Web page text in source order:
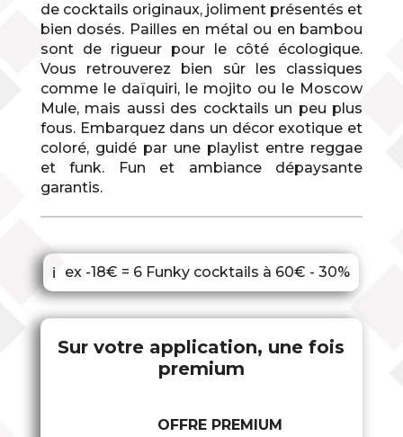
de cocktails originaux, joliment présentés et
bien dosés. Pailles en métal ou en bambou
sont de rigueur pour le côté écologique.
Vous retrouverez bien sûr les classiques
comme le daïquiri, le mojito ou le Moscow
Mule, mais aussi des cocktails un peu plus
fous. Embarquez dans un décor exotique et
coloré, guidé par une playlist entre reggae
et funk. Fun et ambiance dépaysante
garantis.
ℹ ex -18€ = 6 Funky cocktails à 60€ - 30%
Sur votre application, une fois
premium
OFFRE PREMIUM